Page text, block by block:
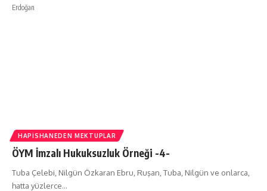
HAPISHANEDEN MEKTUPLAR
ÖYM İmzalı Hukuksuzluk Örneği -4-
Tuba Çelebi, Nilgün Özkaran Ebru, Ruşan, Tuba, Nilgün ve onlarca,
hatta yüzlerce…